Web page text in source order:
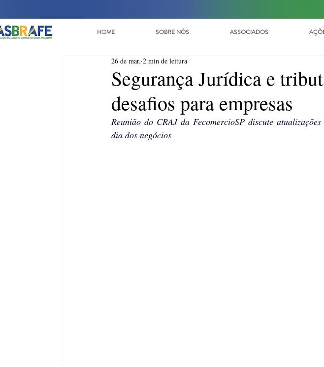
HOME SOBRE NÓS ASSOCIADOS
Segurança Jurídica e
desafios para empresas
26 de mar. 2 min de leitura
Reunião do CRAJ da FecomercioSP discute
dia dos negócios